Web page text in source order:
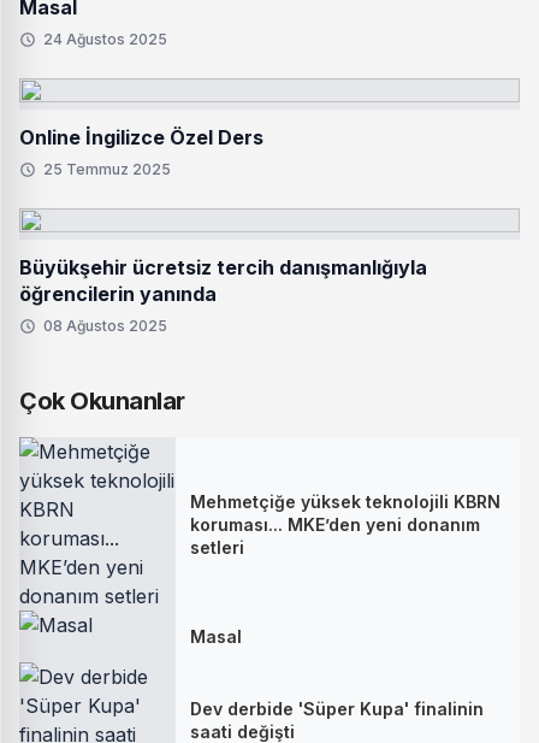
Masal
24 Ağustos 2025
Online İngilizce Özel Ders
25 Temmuz 2025
Büyükşehir ücretsiz tercih danışmanlığıyla
öğrencilerin yanında
08 Ağustos 2025
Çok Okunanlar
Mehmetçiğe yüksek teknolojili KBRN
koruması... MKE’den yeni donanım
setleri
Masal
Dev derbide 'Süper Kupa' finalinin
saati değişti